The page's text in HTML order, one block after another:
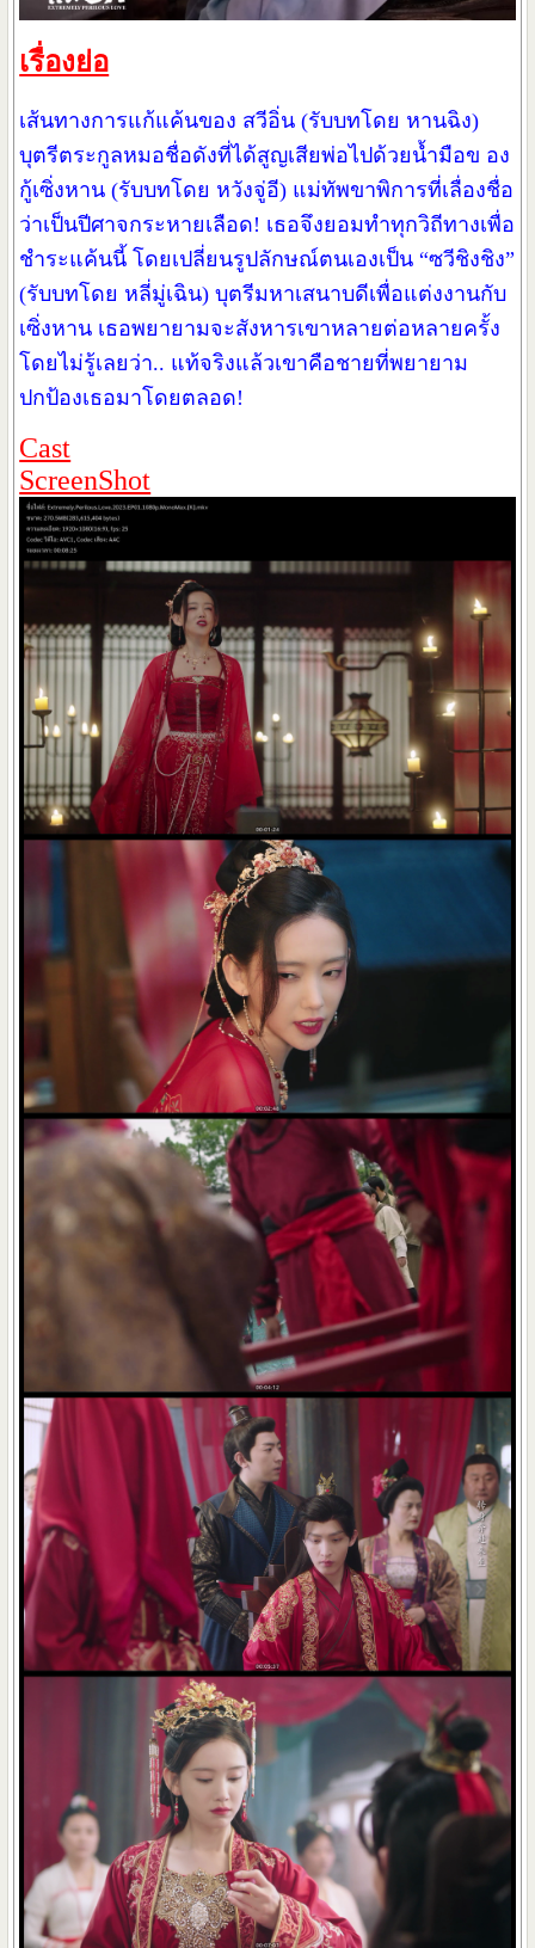
เรื่องย่อ
เส้นทางการแก้แค้นของ สวีอิ่น (รับบทโดย หานฉิง)
บุตรีตระกูลหมอชื่อดังที่ได้สูญเสียพ่อไปด้วยน้ำมือข อง
กู้เซิ่งหาน (รับบทโดย หวังจู่อี) แม่ทัพขาพิการที่เลื่องชื่อ
ว่าเป็นปีศาจกระหายเลือด! เธอจึงยอมทำทุกวิถีทางเพื่อ
ชำระแค้นนี้ โดยเปลี่ยนรูปลักษณ์ตนเองเป็น “ซวีชิงชิง”
(รับบทโดย หลี่มู่เฉิน) บุตรีมหาเสนาบดีเพื่อแต่งงานกับ
เซิ่งหาน เธอพยายามจะสังหารเขาหลายต่อหลายครั้ง
โดยไม่รู้เลยว่า.. แท้จริงแล้วเขาคือชายที่พยายาม
ปกป้องเธอมาโดยตลอด!
Cast
ScreenShot